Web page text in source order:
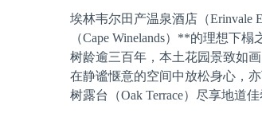
埃林韦尔田产温泉酒店（Erinvale
（Cape Winelands）**的理想下
树龄逾三百年，本土花园景致如
在静谧惬意的空间中放松身心，
树露台（Oak Terrace）尽享地道